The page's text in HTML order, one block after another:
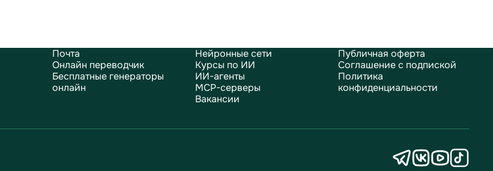
Почта
Онлайн переводчик
Бесплатные генераторы
онлайн
Нейронные сети
Курсы по ИИ
ИИ-агенты
MCP-серверы
Вакансии
Публичная оферта
Соглашение с подпиской
Политика
конфиденциальности